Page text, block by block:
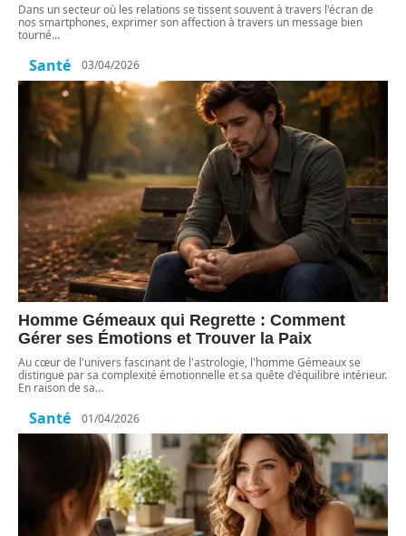
Dans un secteur où les relations se tissent souvent à travers l'écran de
nos smartphones, exprimer son affection à travers un message bien
tourné…
Santé 03/04/2026
Homme Gémeaux qui Regrette : Comment
Gérer ses Émotions et Trouver la Paix
Au cœur de l'univers fascinant de l'astrologie, l'homme Gémeaux se
distingue par sa complexité émotionnelle et sa quête d'équilibre intérieur.
En raison de sa…
Santé 01/04/2026